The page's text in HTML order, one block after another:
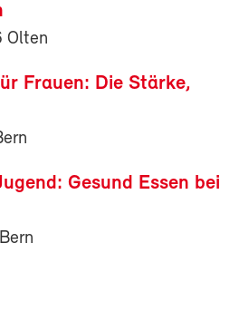
Olten
Frauen: Die Stärke,
Gesund Essen bei